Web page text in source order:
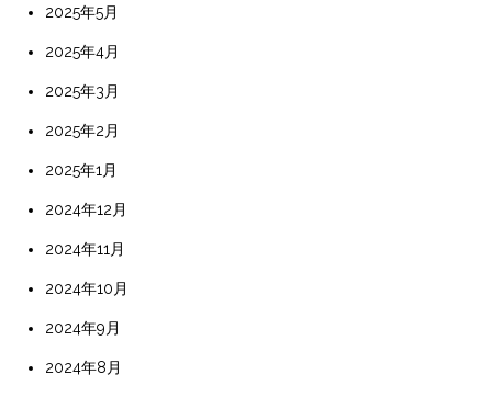
2025年5月
2025年4月
2025年3月
2025年2月
2025年1月
2024年12月
2024年11月
2024年10月
2024年9月
2024年8月